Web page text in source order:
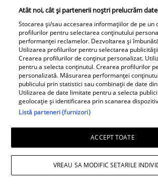
și Dan Alexa.
extraconjugală
dus la divorțul de
însă nimeni nu se
se întâmplă în
Este în culmea
devenit mamă
oară și a dezvăluit
vieții mele” Foto
A1.ro
Atât noi, cât și partenerii noștri prelucrăm
Stocarea și/sau accesarea informațiilor de pe un
profilurilor pentru selectarea conținutului
performanței reclamelor. Dezvoltarea și
Utilizarea profilurilor pentru selectarea
Crearea profilurilor de conținut personalizat.
pentru a selecta conținutul. Crearea profilurilor
personalizată. Măsurarea performanței
publicului prin statistici sau combinații de date
Utilizarea de date limitate pentru a selecta
geolocație și identificarea prin scanarea
Listă parteneri (furnizori)
ACCEPT TOATE
VREAU SA MODIFIC SETARILE